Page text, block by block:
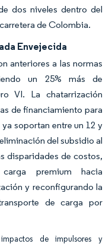
dos niveles dentro del
de Colombia.
Envejecida
anteriores a las normas
un 25% más de
VI. La chatarrización
de financiamiento para
soportan entre un 12 y
del subsidio al
disparidades de costos,
premium hacia
y reconfigurando la
de carga por
de impulsores y